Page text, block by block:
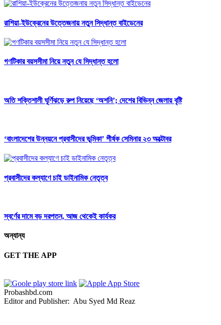
রাশিয়া-ইউক্রেনের উত্তেজনায় নতুন সিদ্ধান্ত বাইডেনের
গণটিকার বয়সসীমা নিয়ে নতুন যে সিদ্ধান্ত হলো
অতি শক্তিশালী ঘূর্ণিঝড়ে রুপ নিয়েছে ‘অশনি’; দেশের বিভিন্ন জেলায় বৃষ্টি
‘বাংলাদেশের উন্নয়নে প্রবাসীদের ভূমিকা’ শীর্ষক সেমিনার ২৩ অক্টোবর
প্রবাসীদের কল্যাণে চাই ডাইনামিক নেতৃত্ব
স্বর্ণের দামে বড় দরপতন, আজ থেকেই কার্যকর
অন্যান্য
GET THE APP
Probashbd.com
Editor and Publisher: Abu Syed Md Reaz